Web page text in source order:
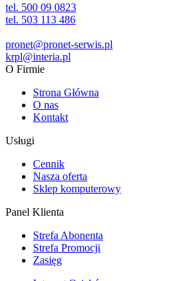
tel. 500 09 0823
tel. 503 113 486
pronet@pronet-serwis.pl
krpl@interia.pl
O Firmie
Strona Główna
O nas
Kontakt
Usługi
Cennik
Nasza oferta
Sklep komputerowy
Panel Klienta
Strefa Abonenta
Strefa Promocji
Zasięg